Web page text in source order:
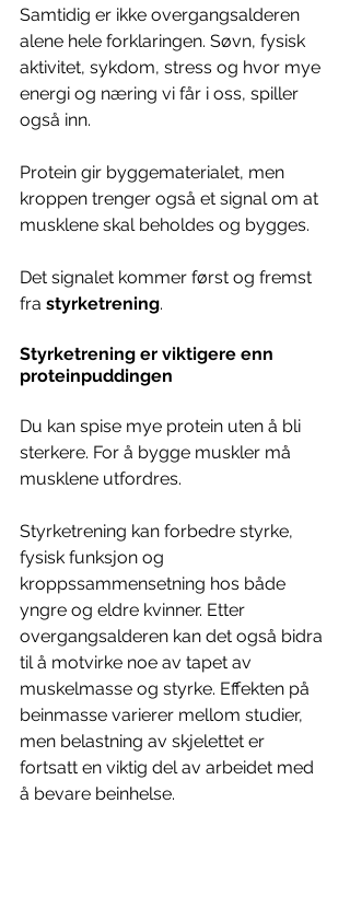
Samtidig er ikke overgangsalderen
alene hele forklaringen. Søvn, fysisk
aktivitet, sykdom, stress og hvor mye
energi og næring vi får i oss, spiller
også inn.
Protein gir byggematerialet, men
kroppen trenger også et signal om at
musklene skal beholdes og bygges.
Det signalet kommer først og fremst
fra styrketrening.
Styrketrening er viktigere enn
proteinpuddingen
Du kan spise mye protein uten å bli
sterkere. For å bygge muskler må
musklene utfordres.
Styrketrening kan forbedre styrke,
fysisk funksjon og
kroppssammensetning hos både
yngre og eldre kvinner. Etter
overgangsalderen kan det også bidra
til å motvirke noe av tapet av
muskelmasse og styrke. Effekten på
beinmasse varierer mellom studier,
men belastning av skjelettet er
fortsatt en viktig del av arbeidet med
å bevare beinhelse.